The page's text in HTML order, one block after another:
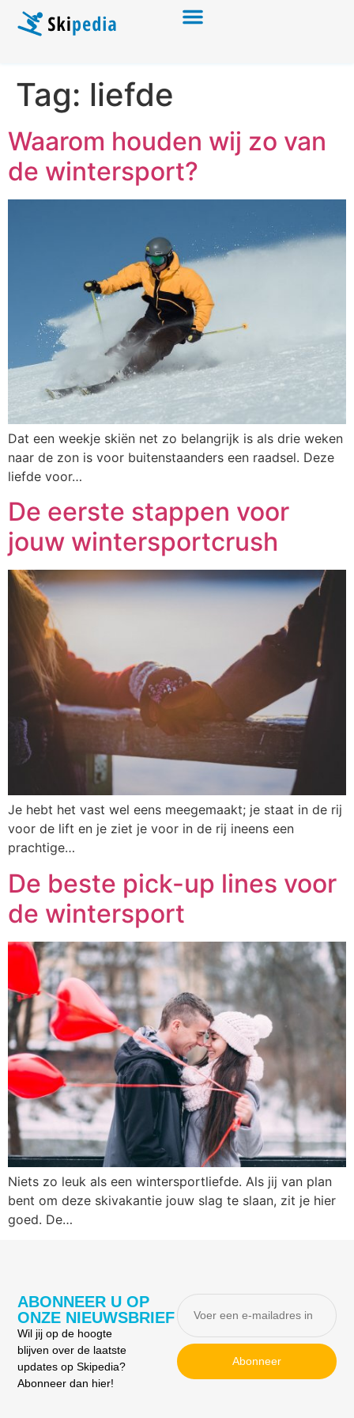
Tag: liefde
Waarom houden wij zo van
de wintersport?
Dat een weekje skiën net zo belangrijk is als drie weken
naar de zon is voor buitenstaanders een raadsel. Deze
liefde voor…
De eerste stappen voor
jouw wintersportcrush
Je hebt het vast wel eens meegemaakt; je staat in de rij
voor de lift en je ziet je voor in de rij ineens een
prachtige…
De beste pick-up lines voor
de wintersport
Niets zo leuk als een wintersportliefde. Als jij van plan
bent om deze skivakantie jouw slag te slaan, zit je hier
goed. De…
ABONNEER U OP
ONZE NIEUWSBRIEF
Wil jij op de hoogte
blijven over de laatste
updates op Skipedia?
Abonneer dan hier!
Abonneer